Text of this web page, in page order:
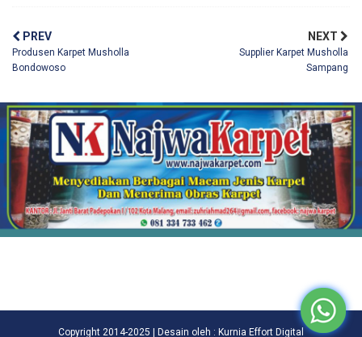
PREV
Produsen Karpet Musholla
Bondowoso
NEXT
Supplier Karpet Musholla
Sampang
Copyright 2014-2025 | Desain oleh : Kurnia Effort Digital